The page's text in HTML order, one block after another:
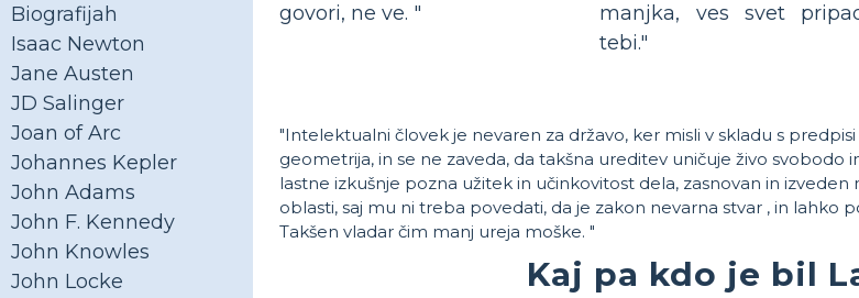
Biografijah
Isaac Newton
Jane Austen
JD Salinger
Joan of Arc
Johannes Kepler
John Adams
John F. Kennedy
John Knowles
John Locke
govori, ne ve. "
manjka, ves svet
tebi."
"Intelektualni človek je nevaren za državo, ker misli v skladu s
geometrija, in se ne zaveda, da takšna ureditev uničuje živo svobodo
lastne izkušnje pozna užitek in učinkovitost dela, zasnovan in
oblasti, saj mu ni treba povedati, da je zakon nevarna stvar , in lahko
Takšen vladar čim manj ureja moške. "
Kaj pa kdo je bil